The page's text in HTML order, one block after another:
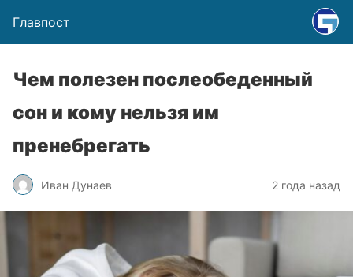
Главпост
Чем полезен послеобеденный
сон и кому нельзя им
пренебрегать
Иван Дунаев 2 года назад